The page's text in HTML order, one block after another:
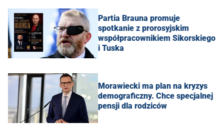
Partia Brauna promuje
spotkanie z prorosyjskim
współpracownikiem Sikorskiego
i Tuska
Morawiecki ma plan na kryzys
demograficzny. Chce specjalnej
pensji dla rodziców